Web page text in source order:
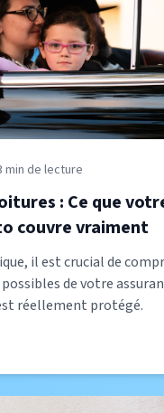
min de lecture
: Ce que
couvre vraiment
il est crucial de
de votre
réellement protégé.